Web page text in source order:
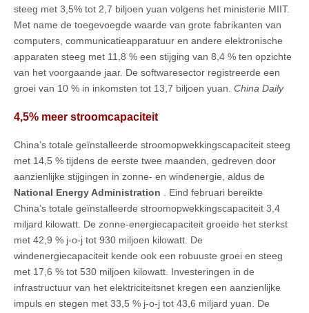
steeg met 3,5% tot 2,7 biljoen yuan volgens het ministerie MIIT.
Met name de toegevoegde waarde van grote fabrikanten van
computers, communicatieapparatuur en andere elektronische
apparaten steeg met 11,8 % een stijging van 8,4 % ten opzichte
van het voorgaande jaar. De softwaresector registreerde een
groei van 10 % in inkomsten tot 13,7 biljoen yuan. China Daily
4,5% meer stroomcapaciteit
China’s totale geïnstalleerde stroomopwekkingscapaciteit steeg
met 14,5 % tijdens de eerste twee maanden, gedreven door
aanzienlijke stijgingen in zonne- en windenergie, aldus de
National Energy Administration . Eind februari bereikte
China’s totale geïnstalleerde stroomopwekkingscapaciteit 3,4
miljard kilowatt. De zonne-energiecapaciteit groeide het sterkst
met 42,9 % j-o-j tot 930 miljoen kilowatt. De
windenergiecapaciteit kende ook een robuuste groei en steeg
met 17,6 % tot 530 miljoen kilowatt. Investeringen in de
infrastructuur van het elektriciteitsnet kregen een aanzienlijke
impuls en stegen met 33,5 % j-o-j tot 43,6 miljard yuan. De